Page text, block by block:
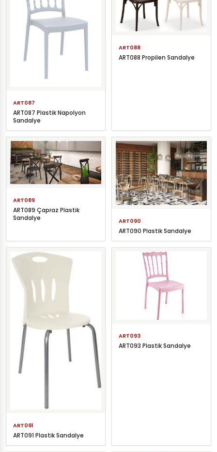
ART087
ART087 Plastik Napolyon
Sandalye
ART088
ART088 Propilen Sandalye
ART089
ART089 Çapraz Plastik
Sandalye
ART090
ART090 Plastik Sandalye
ART091
ART091 Plastik Sandalye
ART093
ART093 Plastik Sandalye